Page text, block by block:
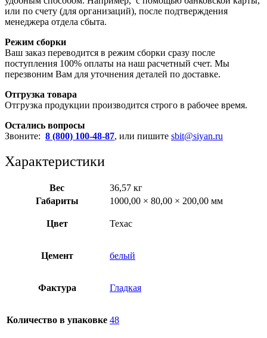
или по счету (для организаций), после подтверждения
менеджера отдела сбыта.
Режим сборки
Ваш заказ переводится в режим сборки сразу после
поступления 100% оплаты на наш расчетный счет. Мы
перезвоним Вам для уточнения деталей по доставке.
Отгрузка товара
Отгрузка продукции производится строго в рабочее время.
Остались вопросы
Звоните: 8 (800) 100-48-87, или пишите sbit@siyan.ru
Характеристики
Вес
36,57 кг
Габариты
1000,00 × 80,00 × 200,00 мм
Цвет Техас
Цемент белый
Фактура Гладкая
Количество в упаковке 48